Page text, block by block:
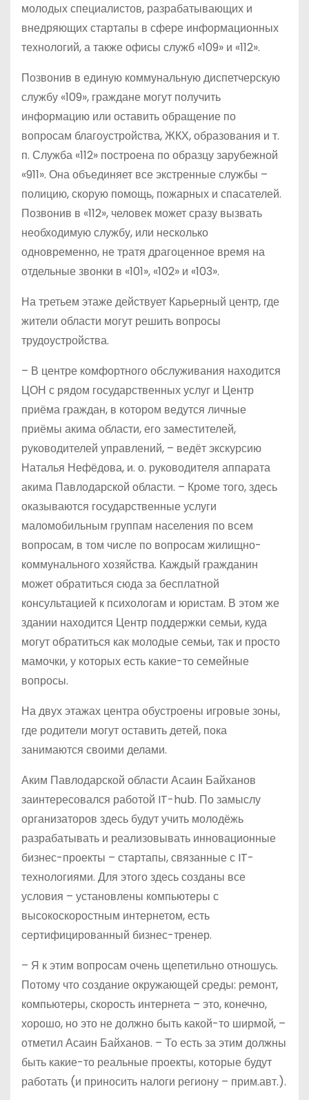
молодых специалистов, разрабатывающих и
внедряющих стартапы в сфере информационных
технологий, а также офисы служб «109» и «112».
Позвонив в единую коммунальную диспетчерскую
службу «109», граждане могут получить
информацию или оставить обращение по
вопросам благоустройства, ЖКХ, образования и т.
п. Служба «112» построена по образцу зарубежной
«911». Она объединяет все экстренные службы –
полицию, скорую помощь, пожарных и спасателей.
Позвонив в «112», человек может сразу вызвать
необходимую службу, или несколько
одновременно, не тратя драгоценное время на
отдельные звонки в «101», «102» и «103».
На третьем этаже действует Карь­ерный центр, где
жители области могут решить вопросы
трудоустройства.
– В центре комфортного обслуживания находится
ЦОН с рядом государственных услуг и Центр
приёма граждан, в котором ведутся личные
приёмы акима области, его заместителей,
руководителей управлений, – ведёт экскурсию
Наталья Нефёдова, и. о. руководителя аппарата
акима Павлодарской области. – Кроме того, здесь
оказываются государственные услуги
маломобильным группам населения по всем
вопросам, в том числе по вопросам жилищно-
коммунального хозяйства. Каждый гражданин
может обратиться сюда за бесплатной
консультацией к психологам и юристам. В этом же
здании находится Центр поддержки семьи, куда
могут обратиться как молодые семьи, так и просто
мамочки, у которых есть какие-то семейные
вопросы.
На двух этажах центра обустроены игровые зоны,
где родители могут оставить детей, пока
занимаются своими делами.
Аким Павлодарской области Асаин Байханов
заинтересовался работой IT-hub. По замыслу
организаторов здесь будут учить молодёжь
разрабатывать и реализовывать инновационные
бизнес-проекты – стартапы, связанные с IT-
технологиями. Для этого здесь созданы все
условия – установлены компьютеры с
высокоскоростным интернетом, есть
сертифицированный бизнес-тренер.
– Я к этим вопросам очень щепетильно отношусь.
Потому что создание окружающей среды: ремонт,
компьютеры, скорость интернета – это, конечно,
хорошо, но это не должно быть какой-то ширмой, –
отметил Асаин Байханов. – То есть за этим должны
быть какие-то реальные проекты, которые будут
работать (и приносить налоги региону – прим.авт.).